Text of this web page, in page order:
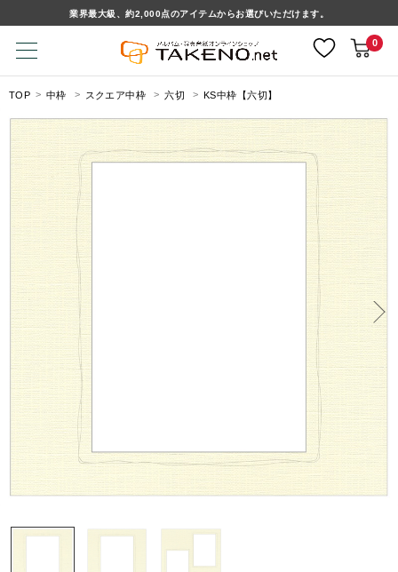
業界最大級、約2,000点のアイテムからお選びいただけます。
0
TOP 中枠 スクエア中枠 六切 KS中枠【六切】